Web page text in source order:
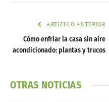
ARTÍCULO ANTERIOR
Cómo enfriar la casa sin aire
acondicionado: plantas y trucos
OTRAS NOTICIAS